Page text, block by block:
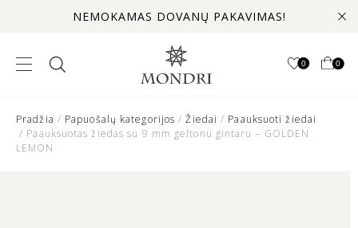
NEMOKAMAS DOVANŲ PAKAVIMAS!
0 0
Pradžia / Papuošalų kategorijos /Žiedai / Paauksuoti žiedai
/ Paauksuotas žiedas su 9 mm geltonu gintaru – GOLDEN
LEMON